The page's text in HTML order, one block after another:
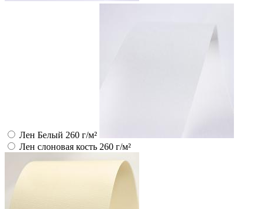
Лен Белый 260 г/м²
Лен слоновая кость 260 г/м²